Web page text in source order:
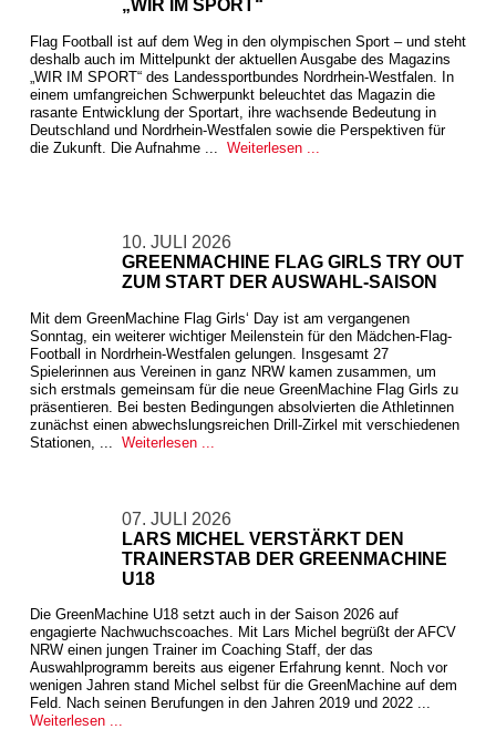
„WIR IM SPORT“
Flag Football ist auf dem Weg in den olympischen Sport – und steht
deshalb auch im Mittelpunkt der aktuellen Ausgabe des Magazins
„WIR IM SPORT“ des Landessportbundes Nordrhein-Westfalen. In
einem umfangreichen Schwerpunkt beleuchtet das Magazin die
rasante Entwicklung der Sportart, ihre wachsende Bedeutung in
Deutschland und Nordrhein-Westfalen sowie die Perspektiven für
die Zukunft. Die Aufnahme ... Weiterlesen ...
10. JULI 2026
GREENMACHINE FLAG GIRLS TRY OUT
ZUM START DER AUSWAHL-SAISON
Mit dem GreenMachine Flag Girls‘ Day ist am vergangenen
Sonntag, ein weiterer wichtiger Meilenstein für den Mädchen-Flag-
Football in Nordrhein-Westfalen gelungen. Insgesamt 27
Spielerinnen aus Vereinen in ganz NRW kamen zusammen, um
sich erstmals gemeinsam für die neue GreenMachine Flag Girls zu
präsentieren. Bei besten Bedingungen absolvierten die Athletinnen
zunächst einen abwechslungsreichen Drill-Zirkel mit verschiedenen
Stationen, ... Weiterlesen ...
07. JULI 2026
LARS MICHEL VERSTÄRKT DEN
TRAINERSTAB DER GREENMACHINE
U18
Die GreenMachine U18 setzt auch in der Saison 2026 auf
engagierte Nachwuchscoaches. Mit Lars Michel begrüßt der AFCV
NRW einen jungen Trainer im Coaching Staff, der das
Auswahlprogramm bereits aus eigener Erfahrung kennt. Noch vor
wenigen Jahren stand Michel selbst für die GreenMachine auf dem
Feld. Nach seinen Berufungen in den Jahren 2019 und 2022 ...
Weiterlesen ...